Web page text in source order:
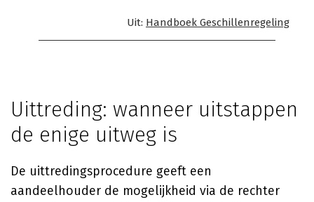
Uit: Handboek Geschillenregeling
Uittreding: wanneer uitstappen
de enige uitweg is
De uittredingsprocedure geeft een
aandeelhouder de mogelijkheid via de rechter